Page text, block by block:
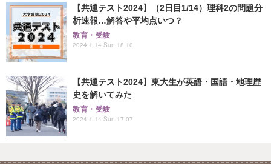
【共通テスト2024】（2日目1/14）理科2の問題分
析速報…解答や平均点いつ？
教育・受験
2024.1.14 Sun 18:10
【共通テスト2024】東大生が英語・国語・地理歴
史を解いてみた
教育・受験
2024.1.14 Sun 17:07